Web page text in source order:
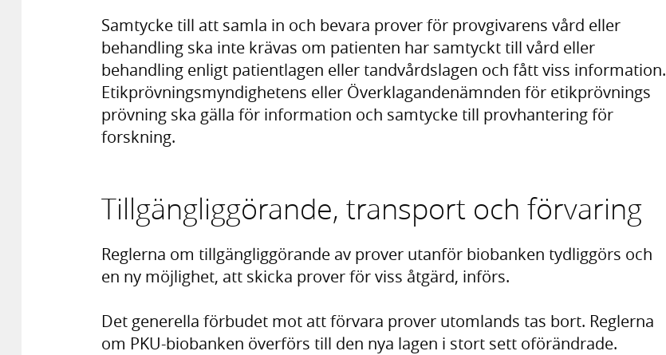
Samtycke till att samla in och bevara prover för provgivarens vård eller
behandling ska inte krävas om patienten har samtyckt till vård eller
behandling enligt patientlagen eller tandvårdslagen och fått viss information.
Etikprövningsmyndighetens eller Överklagandenämnden för etikprövnings
prövning ska gälla för information och samtycke till provhantering för
forskning.
Tillgängliggörande, transport och förvaring
Reglerna om tillgängliggörande av prover utanför biobanken tydliggörs och
en ny möjlighet, att skicka prover för viss åtgärd, införs.
Det generella förbudet mot att förvara prover utomlands tas bort. Reglerna
om PKU-biobanken överförs till den nya lagen i stort sett oförändrade.